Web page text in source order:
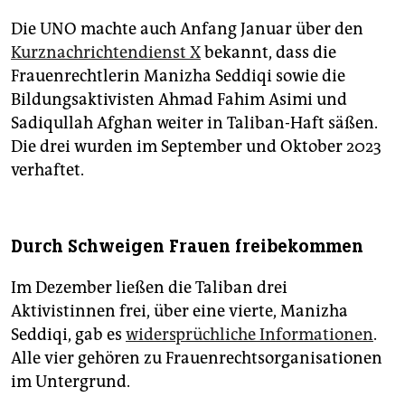
Die UNO machte auch Anfang Januar über den
Kurznachrichtendienst Xbekannt, dass die
Frauenrechtlerin Manizha Seddiqi sowie die
Bildungsaktivisten Ahmad Fahim Asimi und
Sadiqullah Afghan weiter in Taliban-Haft säßen.
Die drei wurden im September und Oktober 2023
verhaftet.
Durch Schweigen Frauen freibekommen
Im Dezember ließen die Taliban drei
Aktivistinnen frei, über eine vierte, Manizha
Seddiqi, gab es widersprüchliche Informationen.
Alle vier gehören zu Frauenrechtsorganisationen
im Untergrund.